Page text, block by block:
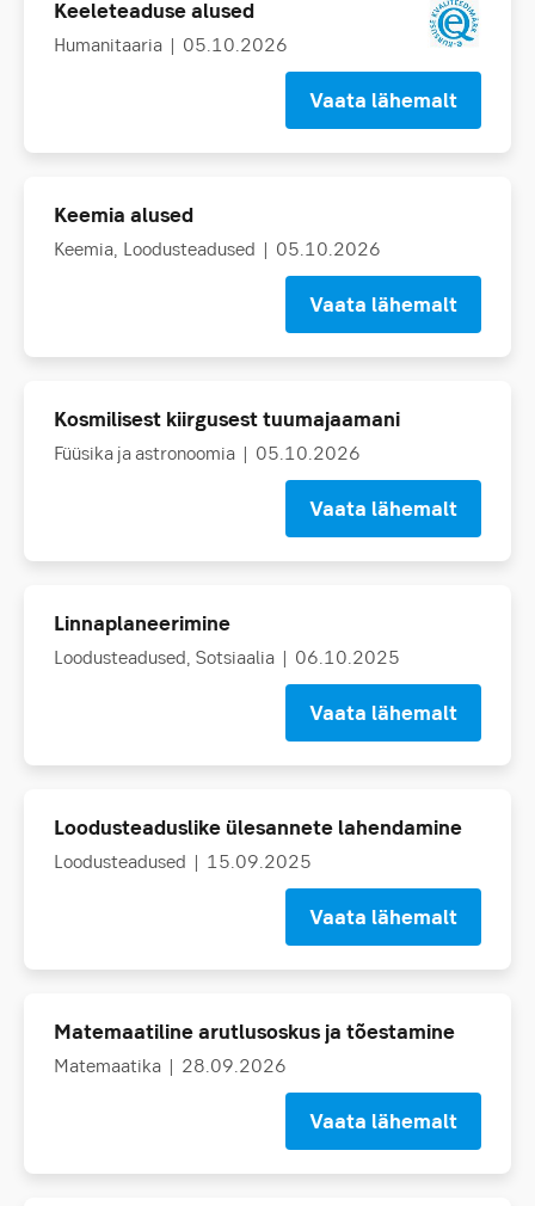
Keeleteaduse alused
Humanitaaria | 05.10.2026
Vaata lähemalt
Keemia alused
Keemia Loodusteadused | 05.10.2026
Vaata lähemalt
Kosmilisest kiirgusest tuumajaamani
Füüsika ja astronoomia | 05.10.2026
Vaata lähemalt
Linnaplaneerimine
Loodusteadused Sotsiaalia | 06.10.2025
Vaata lähemalt
Loodusteaduslike ülesannete lahendamine
Loodusteadused | 15.09.2025
Vaata lähemalt
Matemaatiline arutlusoskus ja tõestamine
Matemaatika | 28.09.2026
Vaata lähemalt